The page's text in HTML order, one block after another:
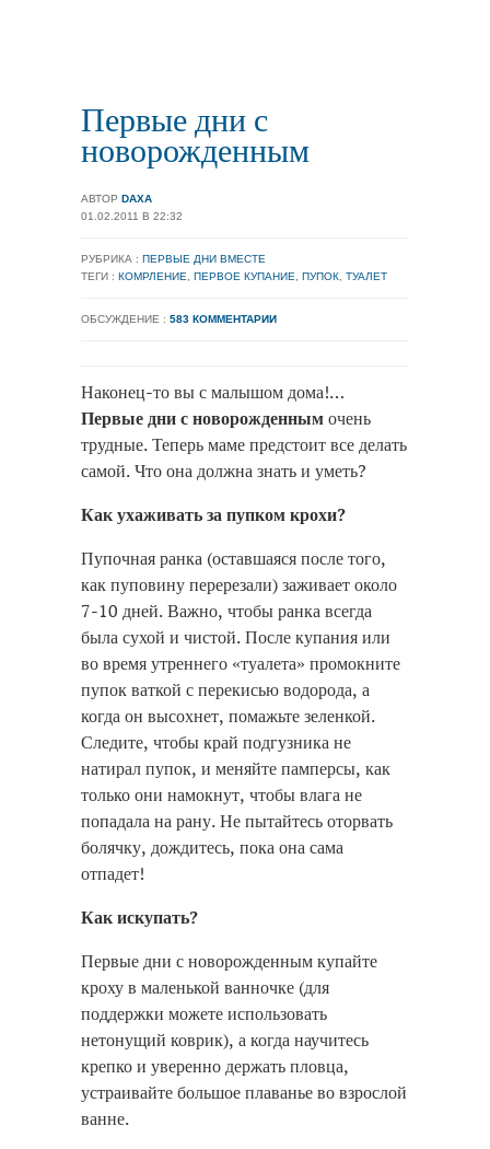
Первые дни с
новорожденным
АВТОР DAXA
01.02.2011 В 22:32
РУБРИКА : ПЕРВЫЕ ДНИ ВМЕСТЕ
ТЕГИ : КОМРЛЕНИЕ, ПЕРВОЕ КУПАНИЕ, ПУПОК, ТУАЛЕТ
ОБСУЖДЕНИЕ : 583 КОММЕНТАРИИ
Наконец-то вы с малышом дома!…
Первые дни с новорожденнымочень
трудные. Теперь маме предстоит все делать
самой. Что она должна знать и уметь?
Как ухаживать за пупком крохи?
Пупочная ранка (оставшаяся после того,
как пуповину перерезали) заживает около
7-10 дней. Важно, чтобы ранка всегда
была сухой и чистой. После купания или
во время утреннего «туалета» промокните
пупок ваткой с перекисью водорода, а
когда он высохнет, помажьте зеленкой.
Следите, чтобы край подгузника не
натирал пупок, и меняйте памперсы, как
только они намокнут, чтобы влага не
попадала на рану. Не пытайтесь оторвать
болячку, дождитесь, пока она сама
отпадет!
Как искупать?
Первые дни с новорожденным купайте
кроху в маленькой ванночке (для
поддержки можете использовать
нетонущий коврик), а когда научитесь
крепко и уверенно держать пловца,
устраивайте большое плаванье во взрослой
ванне.